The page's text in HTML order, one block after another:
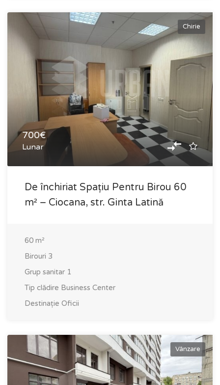
Chirie
700€
Lunar
De închiriat Spațiu Pentru Birou 60
m² – Ciocana, str. Ginta Latină
60 m²
Birouri 3
Grup sanitar 1
Tip clădire Business Center
Destinație Oficii
Vânzare